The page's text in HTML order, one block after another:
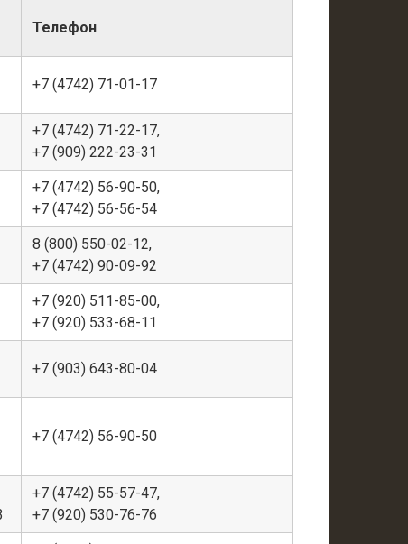
Телефон
+7 (4742) 71-01-17
+7 (4742) 71-22-17,
+7 (909) 222-23-31
+7 (4742) 56-90-50,
+7 (4742) 56-56-54
8 (800) 550-02-12,
+7 (4742) 90-09-92
+7 (920) 511-85-00,
+7 (920) 533-68-11
+7 (903) 643-80-04
+7 (4742) 56-90-50
+7 (4742) 55-57-47,
+7 (920) 530-76-76